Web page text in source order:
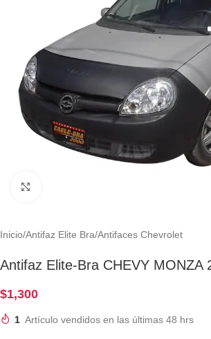
Inicio/Antifaz Elite Bra/Antifaces Chevrolet
Antifaz Elite-Bra CHEVY MONZA
$1,300
1 Artículo vendidos en las últimas 48 hrs